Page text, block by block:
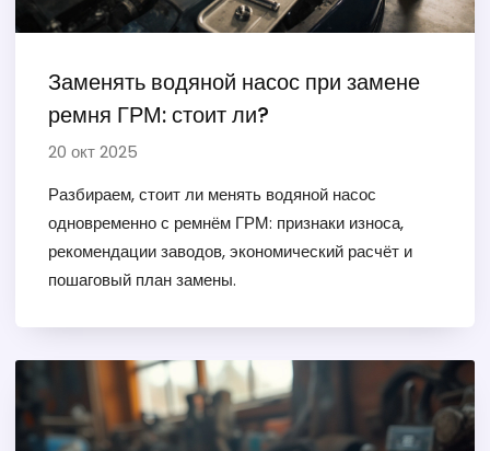
Заменять водяной насос при замене
ремня ГРМ: стоит ли?
20 окт 2025
Разбираем, стоит ли менять водяной насос
одновременно с ремнём ГРМ: признаки износа,
рекомендации заводов, экономический расчёт и
пошаговый план замены.